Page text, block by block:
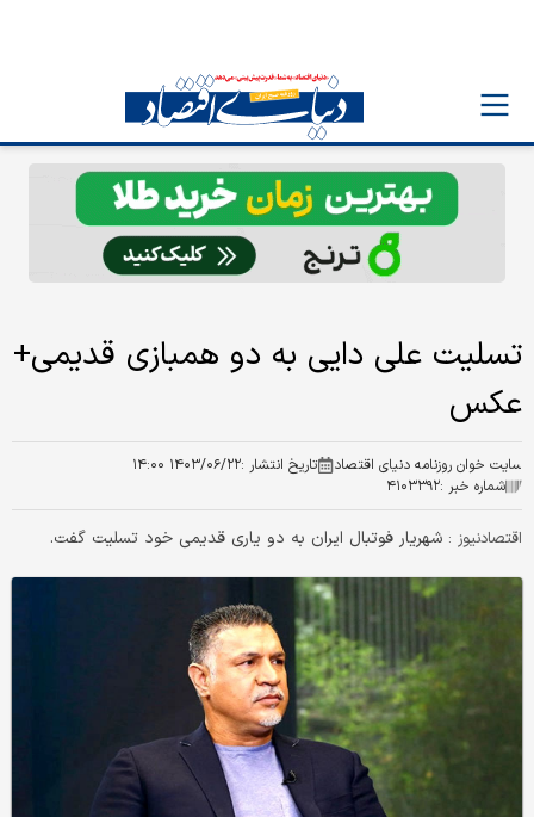
تسلیت علی دایی به دو همبازی قدیمی+
عکس
سایت خوان روزنامه دنیای اقتصاد تاریخ انتشار :۱۴۰۳/۰۶/۲۲ ۱۴:۰۰
شماره خبر :۴۱۰۳۳۹۲
اقتصادنیوز : شهریار فوتبال ایران به دو یاری قدیمی خود تسلیت گفت.